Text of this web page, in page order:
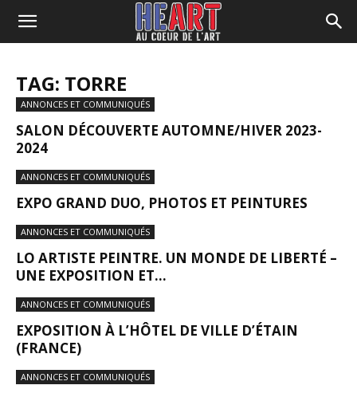
TAG: TORRE
ANNONCES ET COMMUNIQUÉS
SALON DÉCOUVERTE AUTOMNE/HIVER 2023-
2024
ANNONCES ET COMMUNIQUÉS
EXPO GRAND DUO, PHOTOS ET PEINTURES
ANNONCES ET COMMUNIQUÉS
LO ARTISTE PEINTRE. UN MONDE DE LIBERTÉ –
UNE EXPOSITION ET...
ANNONCES ET COMMUNIQUÉS
EXPOSITION À L’HÔTEL DE VILLE D’ÉTAIN
(FRANCE)
ANNONCES ET COMMUNIQUÉS